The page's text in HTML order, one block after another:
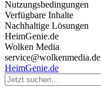
Nutzungsbedingungen
Verfügbare Inhalte
Nachhaltige Lösungen
HeimGenie.de
Wolken Media
service@wolkenmedia.de
HeimGenie.de